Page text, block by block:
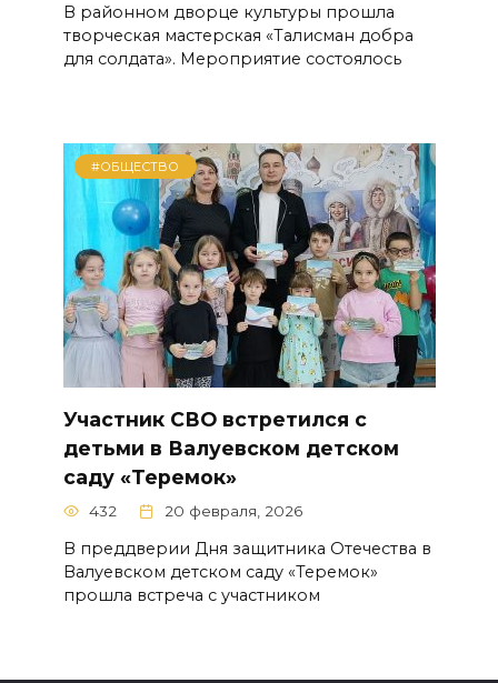
В районном дворце культуры прошла
творческая мастерская «Талисман добра
для солдата». Мероприятие состоялось
#ОБЩЕСТВО
Участник СВО встретился с
детьми в Валуевском детском
саду «Теремок»
432 20 февраля, 2026
В преддверии Дня защитника Отечества в
Валуевском детском саду «Теремок»
прошла встреча с участником